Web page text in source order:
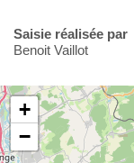
Saisie réalisée par
Benoit Vaillot
+
−